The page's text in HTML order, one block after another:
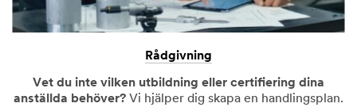
Rådgivning
Vet du inte vilken utbildning eller certifiering dina
anställda behöver? Vi hjälper dig skapa en handlingsplan.